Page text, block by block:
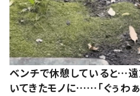
ベンチで休憩していると…遠
いてきたモノに……「ぐぅわぁ